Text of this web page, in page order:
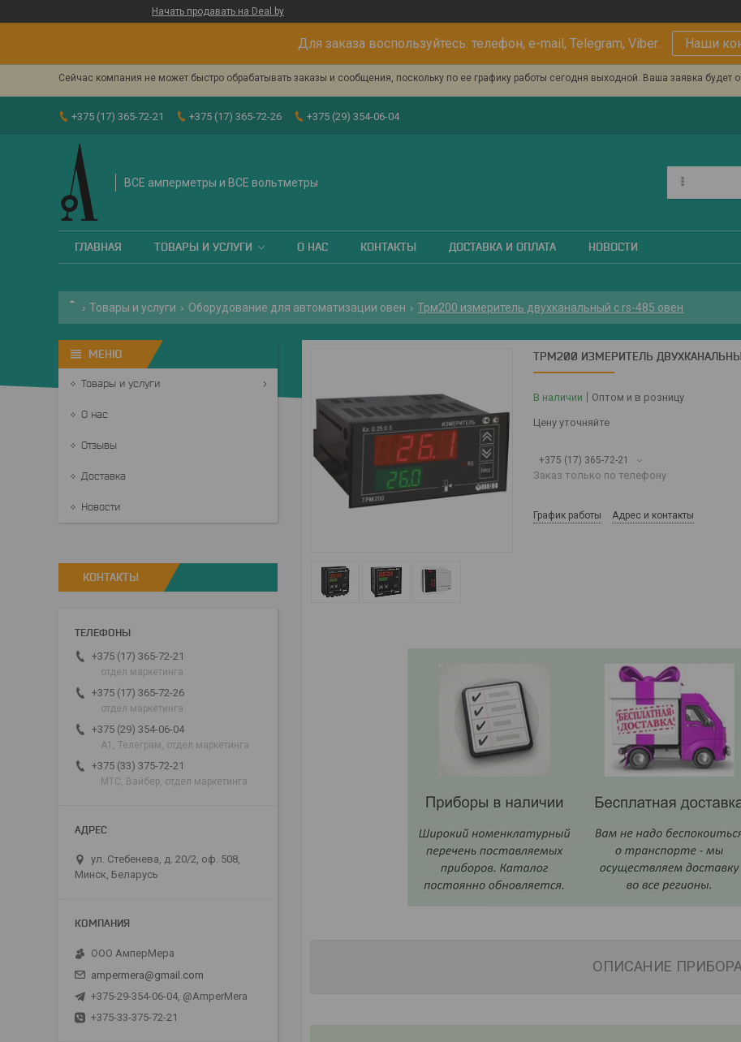
Начать продавать на Deal.by
Для заказа воспользуйтесь: телефон, e-mail, Telegram, Viber. Наши
Сейчас компания не может быстро обрабатывать заказы и сообщения, поскольку по ее графику работы сегодня выходной. Ваша заявка будет
+375 (17) 365-72-21 +375 (17) 365-72-26 +375 (29) 354-06-04
ВСЕ амперметры и ВСЕ вольтметры
ГЛАВНАЯ ТОВАРЫ И УСЛУГИ О НАС КОНТАКТЫ ДОСТАВКА И ОПЛАТА НОВОСТИ
Товары и услуги Оборудование для автоматизации овен Трм200 измеритель двухканальный с rs-485 овен
ТРМ200 ИЗМЕРИТЕЛЬ
В наличии Оптом и в розницу
Цену уточняйте
+375 (17) 365-72-21
Заказ только по телефону
График работы Адрес и контакты
ОПИСАНИЕ
Товары и услуги
О нас
Отзывы
Доставка
Новости
КОНТАКТЫ
+375 (17) 365-72-21
отдел маркетинга
+375 (17) 365-72-26
отдел маркетинга
+375 (29) 354-06-04
А1, Телеграм, отдел маркетинга
+375 (33) 375-72-21
МТС, Вайбер, отдел маркетинга
ул. Стебенева, д. 20/2, оф. 508,
Минск, Беларусь
ООО АмперМера
ampermera@gmail.com
+375-29-354-06-04, @AmperMera
+375-33-375-72-21